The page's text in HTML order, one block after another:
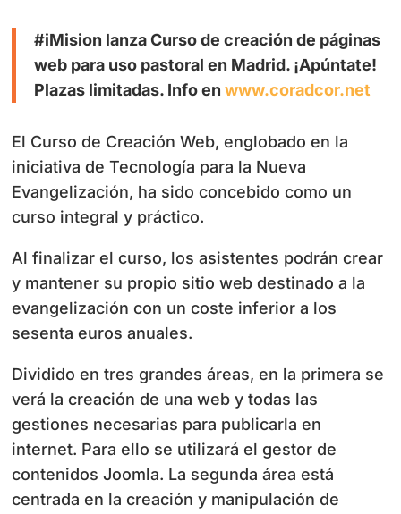
#iMision lanza Curso de creación de páginas
web para uso pastoral en Madrid. ¡Apúntate!
Plazas limitadas. Info enwww.coradcor.net
El Curso de Creación Web, englobado en la
iniciativa de Tecnología para la Nueva
Evangelización, ha sido concebido como un
curso integral y práctico.
Al finalizar el curso, los asistentes podrán crear
y mantener su propio sitio web destinado a la
evangelización con un coste inferior a los
sesenta euros anuales.
Dividido en tres grandes áreas, en la primera se
verá la creación de una web y todas las
gestiones necesarias para publicarla en
internet. Para ello se utilizará el gestor de
contenidos Joomla. La segunda área está
centrada en la creación y manipulación de